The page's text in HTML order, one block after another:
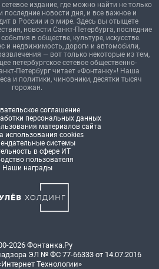
издание, где можно найти не только
последние новости дня, и все важное и
в России и в мире. Здесь вы отыщете
новости Санкт-Петербурга, последние
в обществе, культуре, искусстве.
и недвижимость, дороги и автомобили,
— вот только некоторые из тем,
петербургское сетевое общественно-
Петербург читает «Фонтанку»! Наша
и политики, чиновники, десятки тысяч
горожан.
соглашение
персональных данных
материалов сайта
использования cookies
системы
в сфере ИТ
пользователя
Наши награды
2026 Фонтанка.Ру
ЭЛ № ФС 77-66333 от 14.07.2016
Технологии»